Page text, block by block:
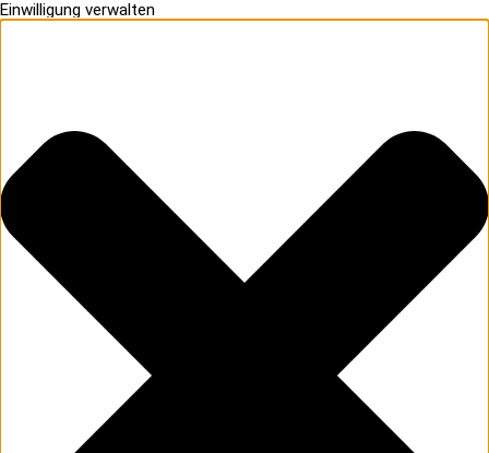
Einwilligung verwalten